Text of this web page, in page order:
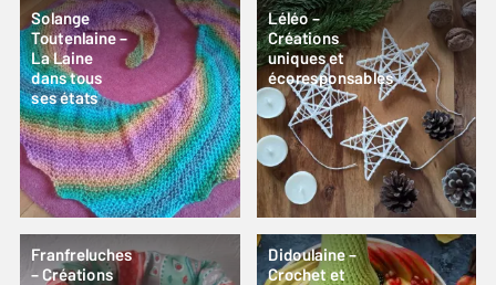
Solange
Toutenlaine –
La Laine
dans tous
ses états
Léléo –
Créations
uniques et
écoresponsables
Franfreluches
– Créations
Didoulaine –
Crochet et